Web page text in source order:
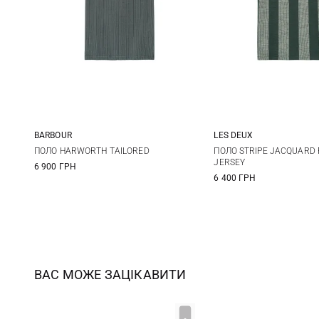
S M L
BARBOUR
ПОЛО HARWORTH TAILORED
6 900 ГРН
S M
LES DEUX
ПОЛО STRIPE JACQUARD
JERSEY
6 400 ГРН
ВАС МОЖЕ ЗАЦІКАВИТИ